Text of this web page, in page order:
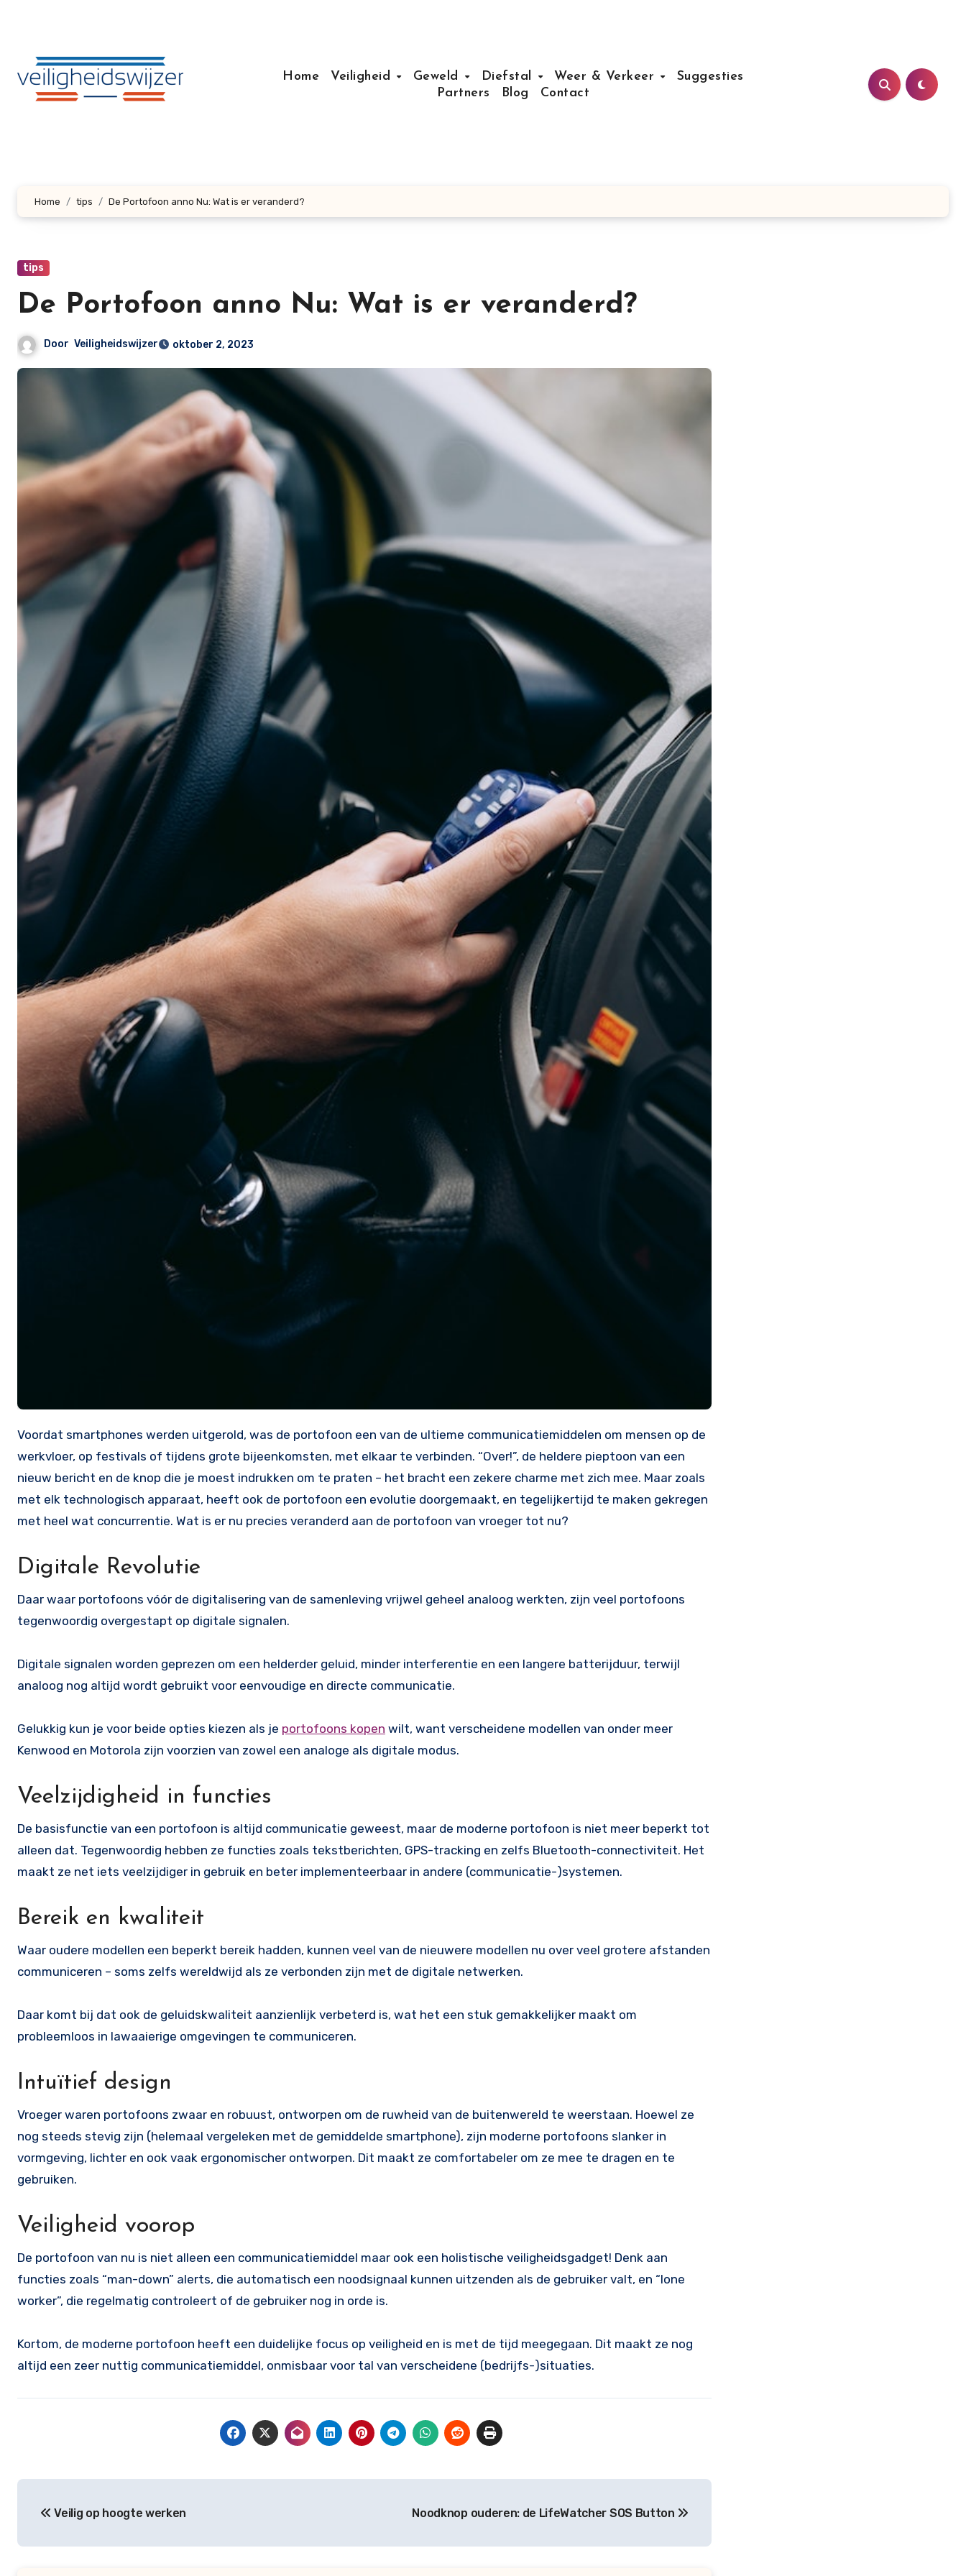
Home
Veiligheid Geweld Diefstal Weer & Verkeer
Suggesties
Partners
Blog Contact
Home tips De Portofoon anno Nu: Wat is er veranderd?
tips
De Portofoon anno Nu: Wat is er veranderd?
Door Veiligheidswijzer oktober 2, 2023
Voordat smartphones werden uitgerold, was de portofoon een van de ultieme communicatiemiddelen om mensen op de
werkvloer, op festivals of tijdens grote bijeenkomsten, met elkaar te verbinden. “Over!”, de heldere pieptoon van een
nieuw bericht en de knop die je moest indrukken om te praten – het bracht een zekere charme met zich mee. Maar zoals
met elk technologisch apparaat, heeft ook de portofoon een evolutie doorgemaakt, en tegelijkertijd te maken gekregen
met heel wat concurrentie. Wat is er nu precies veranderd aan de portofoon van vroeger tot nu?
Digitale Revolutie
Daar waar portofoons vóór de digitalisering van de samenleving vrijwel geheel analoog werkten, zijn veel portofoons
tegenwoordig overgestapt op digitale signalen.
Digitale signalen worden geprezen om een helderder geluid, minder interferentie en een langere batterijduur, terwijl
analoog nog altijd wordt gebruikt voor eenvoudige en directe communicatie.
Gelukkig kun je voor beide opties kiezen als je portofoons kopen wilt, want verscheidene modellen van onder meer
Kenwood en Motorola zijn voorzien van zowel een analoge als digitale modus.
Veelzijdigheid in functies
De basisfunctie van een portofoon is altijd communicatie geweest, maar de moderne portofoon is niet meer beperkt tot
alleen dat. Tegenwoordig hebben ze functies zoals tekstberichten, GPS-tracking en zelfs Bluetooth-connectiviteit. Het
maakt ze net iets veelzijdiger in gebruik en beter implementeerbaar in andere (communicatie-)systemen.
Bereik en kwaliteit
Waar oudere modellen een beperkt bereik hadden, kunnen veel van de nieuwere modellen nu over veel grotere afstanden
communiceren – soms zelfs wereldwijd als ze verbonden zijn met de digitale netwerken.
Daar komt bij dat ook de geluidskwaliteit aanzienlijk verbeterd is, wat het een stuk gemakkelijker maakt om
probleemloos in lawaaierige omgevingen te communiceren.
Intuïtief design
Vroeger waren portofoons zwaar en robuust, ontworpen om de ruwheid van de buitenwereld te weerstaan. Hoewel ze
nog steeds stevig zijn (helemaal vergeleken met de gemiddelde smartphone), zijn moderne portofoons slanker in
vormgeving, lichter en ook vaak ergonomischer ontworpen. Dit maakt ze comfortabeler om ze mee te dragen en te
gebruiken.
Veiligheid voorop
De portofoon van nu is niet alleen een communicatiemiddel maar ook een holistische veiligheidsgadget! Denk aan
functies zoals “man-down” alerts, die automatisch een noodsignaal kunnen uitzenden als de gebruiker valt, en “lone
worker”, die regelmatig controleert of de gebruiker nog in orde is.
Kortom, de moderne portofoon heeft een duidelijke focus op veiligheid en is met de tijd meegegaan. Dit maakt ze nog
altijd een zeer nuttig communicatiemiddel, onmisbaar voor tal van verscheidene (bedrijfs-)situaties.
navigatie
Veilig op hoogte werken Noodknop ouderen: de LifeWatcher SOS Button